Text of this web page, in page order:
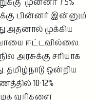
பின்னர் இன்னும்
முக்கிய
ஈட்டவில்லை.
அரசுக்கு சரியாக
தமிழ்நாடு ஒன்றிய
10-12%
வரிகளை